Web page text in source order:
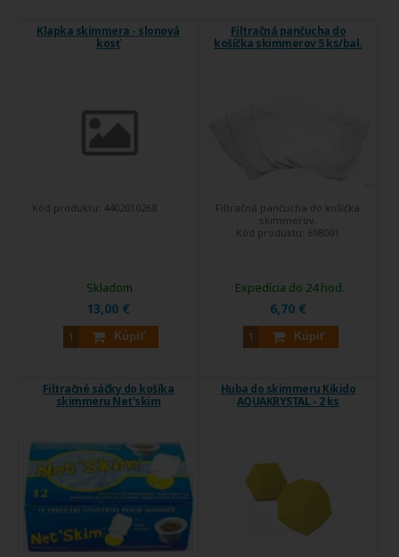
Klapka skimmera - slonová
kosť
Kód produktu: 4402010268
13,00 €
Kúpiť
Skladom
Filtračná pančucha do
košíčka skimmerov 5 ks/bal.
Filtračná pančucha do košíčka
skimmerov.
Kód produktu: 698001
6,70 €
Kúpiť
Expedícia do 24 hod.
Filtračné sáčky do košíka
skimmeru Net'skim
Huba do skimmeru Kikido
AQUAKRYSTAL - 2 ks